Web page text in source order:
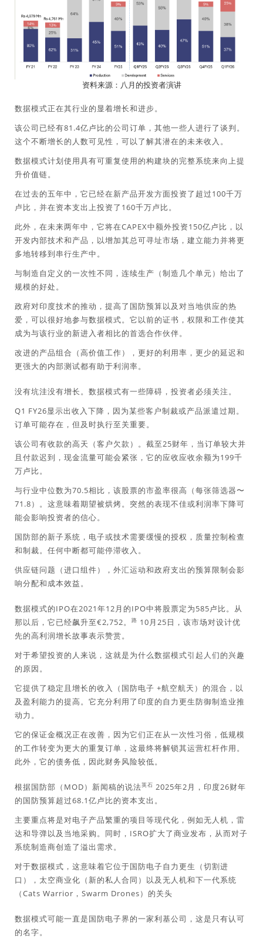
资料来源：八月的投资者演讲
数据模式正在其行业的显着增长和进步。
该公司已经有81.4亿卢比的公司订单，其他一些人进行了谈判。
这个不断增长的人数可见性，可以了解其潜在的未来收入。
数据模式计划使用具有可重复使用的构建块的完整系统来向上提
升价值链。
在过去的五年中，它已经在新产品开发方面投资了超过100千万
卢比，并在资本支出上投资了160千万卢比。
此外，在未来两年中，它将在CAPEX中额外投资150亿卢比，以
开发内部技术和产品，以增加其总可寻址市场，建立能力并将更
多地转移到串行生产中。
与制造自定义的一次性不同，连续生产（制造几个单元）给出了
规模的好处。
政府对印度技术的推动，提高了国防预算以及对当地供应的热
爱，可以很好地参与数据模式。它以前的证书，权限和工作使其
成为与该行业的新进入者相比的首选合作伙伴。
改进的产品组合（高价值工作），更好的利用率，更少的延迟和
更强大的内部测试都有助于利润率。
没有坑洼没有增长。数据模式有一些障碍，投资者必须关注。
Q1 FY26显示出收入下降，因为某些客户制裁或产品派遣过期。
订单可能存在，但及时执行至关重要。
该公司有收款的高天（客户欠款）。截至25财年，当订单较大并
且付款迟到，现金流量可能会紧张，它的应收应收余额为199千
万卢比。
与行业中位数为70.5相比，该股票的市盈率很高（每张筛选器〜
71.8）。这意味着期望被烘烤。突然的表现不佳或利润率下降可
能会影响投资者的信心。
国防部的新子系统，电子或技术需要缓慢的授权，质量控制检查
和制裁。任何中断都可能停滞收入。
供应链问题（进口组件），外汇运动和政府支出的预算限制会影
响分配和成本效益。
数据模式的IPO在2021年12月的IPO中将股票定为585卢比。从
那以后，它已经飙升至€2,752。
路 10月25日，该市场对设计优
先的高利润增长故事表示赞赏。
对于希望投资的人来说，这就是为什么数据模式引起人们的兴趣
的原因。
它提供了稳定且增长的收入（国防电子 +航空航天）的混合，以
及盈利能力的提高。它充分利用了印度的自力更生防御制造业推
动力。
它的保证金概况正在改善，因为它们正在从一次性习俗，低规模
的工作转变为更大的重复订单，这最终将解锁其运营杠杆作用。
此外，它的债务低，因此财务风险较低。
根据国防部（MOD）新闻稿的说法英石 2025年2月，印度26财年
的国防预算超过68.1亿卢比的资本支出。
主要重点将是对电子产品繁重的项目等现代化，例如无人机，雷
达和导弹以及当地采购。同时，ISRO扩大了商业发布，从而对子
系统制造商创造了溢出需求。
对于数据模式，这意味着它位于国防电子自力更生（切割进
口），太空商业化（新的私人合同）以及无人机和下一代系统
（Cats Warrior，Swarm Drones）的关头
数据模式可能一直是国防电子界的一家利基公司，这是只有认可
的名字。